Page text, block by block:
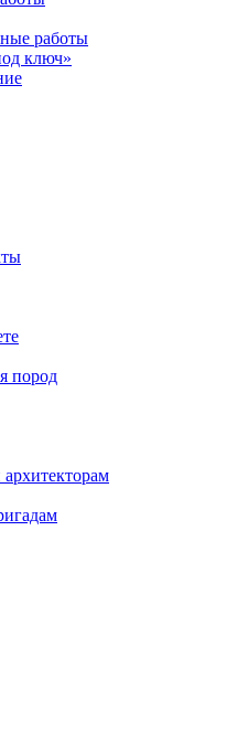
работы
ключ»
пород